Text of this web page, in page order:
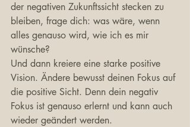
der negativen Zukunftssicht stecken zu
bleiben, frage dich: was wäre, wenn
alles genauso wird, wie ich es mir
wünsche?
Und dann kreiere eine starke positive
Vision. Ändere bewusst deinen Fokus auf
die positive Sicht. Denn dein negativ
Fokus ist genauso erlernt und kann auch
wieder geändert werden.